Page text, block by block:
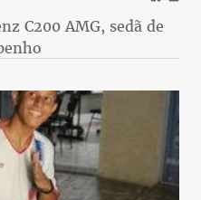
C200 AMG, sedã de